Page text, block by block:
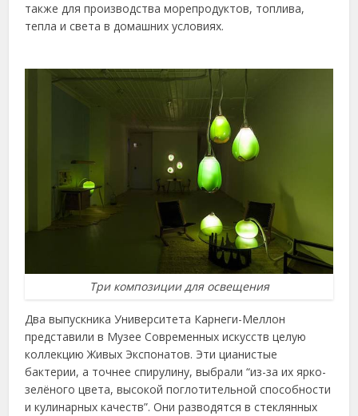
также для производства морепродуктов, топлива,
тепла и света в домашних условиях.
Три композиции для освещения
Два выпускника Университета Карнеги-Меллон
представили в Музее Современных искусств целую
коллекцию Живых Экспонатов. Эти цианистые
бактерии, а точнее спирулину, выбрали “из-за их ярко-
зелёного цвета, высокой поглотительной способности
и кулинарных качеств”. Они разводятся в стеклянных